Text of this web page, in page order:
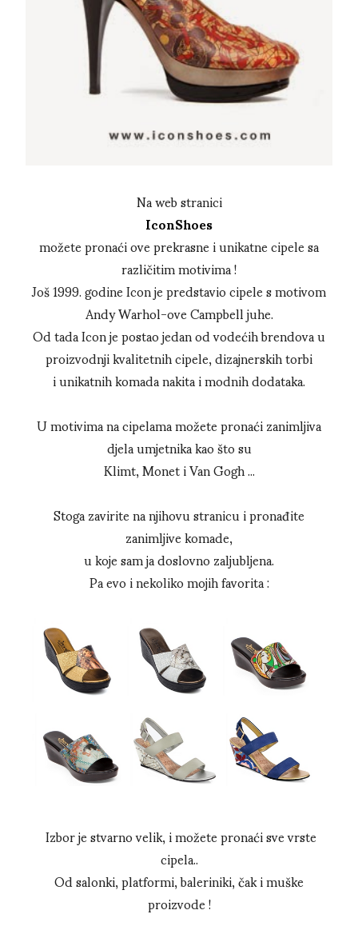
Na web stranici
IconShoes
možete pronaći ove prekrasne i unikatne cipele sa
različitim motivima !
Još 1999. godine Icon je predstavio cipele s motivom
Andy Warhol-ove Campbell juhe.
Od tada Icon je postao jedan od vodećih brendova u
proizvodnji kvalitetnih cipele, dizajnerskih torbi
i unikatnih komada nakita i modnih dodataka.
U motivima na cipelama možete pronaći zanimljiva
djela umjetnika kao što su
Klimt, Monet i Van Gogh ...
Stoga zavirite na njihovu stranicu i pronađite
zanimljive komade,
u koje sam ja doslovno zaljubljena.
Pa evo i nekoliko mojih favorita :
Izbor je stvarno velik, i možete pronaći sve vrste
cipela..
Od salonki, platformi, baleriniki, čak i muške
proizvode !